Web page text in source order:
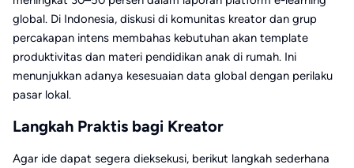
global. Di Indonesia, diskusi di komunitas kreator dan grup
percakapan intens membahas kebutuhan akan template
produktivitas dan materi pendidikan anak di rumah. Ini
menunjukkan adanya kesesuaian data global dengan perilaku
pasar lokal.
Langkah Praktis bagi Kreator
Agar ide dapat segera dieksekusi, berikut langkah sederhana